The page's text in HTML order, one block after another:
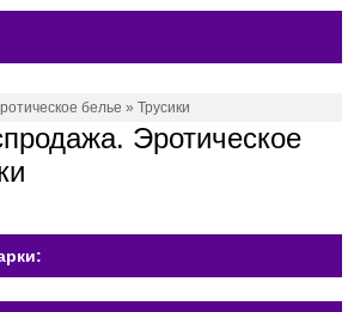
белье » Трусики
Эротическое